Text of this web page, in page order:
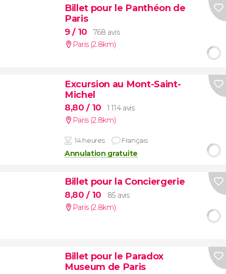
Billet pour le Panthéon de
Paris
9/ 10
768 avis
Paris (2.8km)
Excursion au Mont-Saint-
Michel
8,80/ 10
1 114 avis
Paris (2.8km)
14 heures Français
Annulation gratuite
Billet pour la Conciergerie
8,80/ 10
85 avis
Paris (2.8km)
Billet pour le Paradox
Museum de Paris